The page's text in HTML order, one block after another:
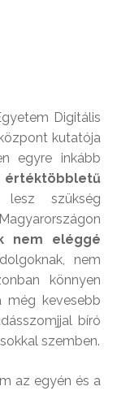
Digitális
kutatója
egyre inkább
szükség
nem eléggé
nem
könnyen
még kevesebb
bíró
szemben.
az egyén és a